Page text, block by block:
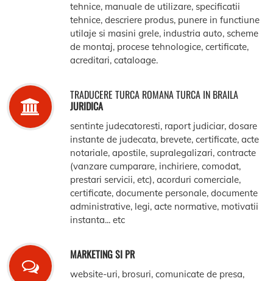
tehnice, manuale de utilizare, specificatii
tehnice, descriere produs, punere in functiune
utilaje si masini grele, industria auto, scheme
de montaj, procese tehnologice, certificate,
acreditari, cataloage.
TRADUCERE TURCA ROMANA TURCA IN BRAILA
JURIDICA
sentinte judecatoresti, raport judiciar, dosare
instante de judecata, brevete, certificate, acte
notariale, apostile, supralegalizari, contracte
(vanzare cumparare, inchiriere, comodat,
prestari servicii, etc), acorduri comerciale,
certificate, documente personale, documente
administrative, legi, acte normative, motivatii
instanta... etc
MARKETING SI PR
website-uri, brosuri, comunicate de presa,